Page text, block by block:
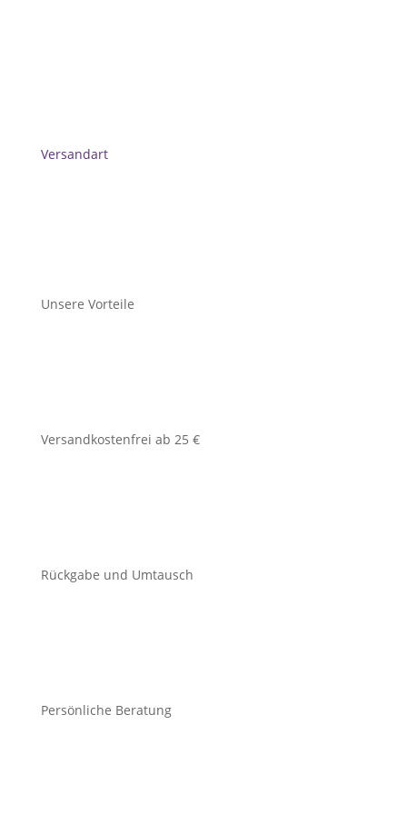
Versandart
Unsere Vorteile
Versandkostenfrei ab 25 €
Rückgabe und Umtausch
Persönliche Beratung